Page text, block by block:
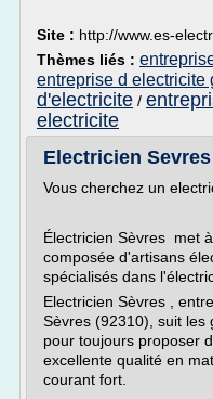
Site : http://www.es-
Thèmes liés :
entreprise d electricite
d'electricite /
electricite
Electricien Sevres
Vous cherchez un
Électricien Sèvres met
composée d'artisans
spécialisés dans
Electricien Sèvres ,
Sèvres (92310), suit les
pour toujours proposer
excellente qualité en
courant fort.